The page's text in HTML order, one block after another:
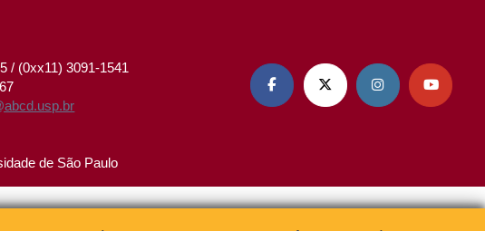
/ (0xx11) 3091-1541
   
de São Paulo